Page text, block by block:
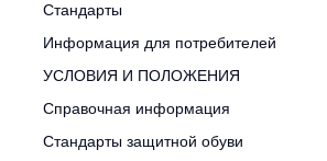
Стандарты
Информация для потребителей
УСЛОВИЯ И ПОЛОЖЕНИЯ
Справочная информация
Стандарты защитной обуви